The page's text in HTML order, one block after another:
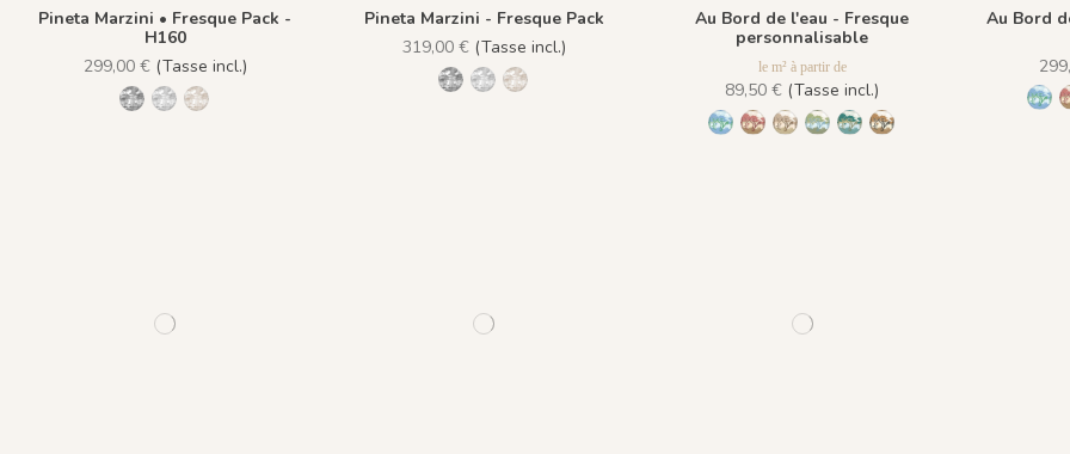
Pineta Marzini • Fresque Pack -
H160
299,00 €(Tasse incl.)
1445 Legno Nero
1443 Grigio Cenere
1444 Marrone Mandorla
Pineta Marzini - Fresque Pack
319,00 €(Tasse incl.)
1445 Legno Nero
1443 Grigio Cenere
1444 Marrone Mandorla
Au Bord de l'eau - Fresque
personnalisable
le m² à partir de
89,50 € (Tasse incl.)
1431 BabyBlue
1430 Burgundy Gold
1432 Moonless Beige
1433 Olive Green
1434 Teal Blue
1435 Warm Brown
Au Bord